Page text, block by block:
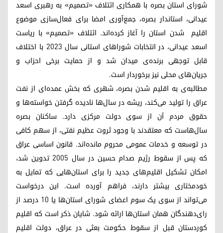
شورای‌ استان بصره‌ با همکاری‌ ائتلاف‌ «تصمیم‌» به‌ رهبری‌ اسعد
عیدانی‌، استاندار بصره‌، جمع‌آوری‌ امضا برای‌ فعال‌سازی‌ موضوع‌
اقلیم شدن‌ استان‌ را آغاز کرده‌اند. ائتلاف‌ «تصمیم‌» با ریاست‌
اسعد عیدانی‌، در انتخابات‌ شوراهای‌ استانی‌ سال‌ ۲۰۲۳ با اختلاف‌
قابل‌ توجهی‌ برنده‌ی‌ میدان‌ شد و از حمایت‌ برخی‌ احزاب‌ و
جریان‌های‌ محلی‌ نیز برخوردار است‌.
مطالبه‌ی‌ بە اقلیم شدن‌ بصره‌، شهری‌ که‌ بخش‌ عمده‌ای‌ از نفت‌
عراق‌ را تولید می‌کند، ریشه‌ در سال‌ها نادیده‌ گرفتن‌ خواسته‌ها و
حقوق‌ مردم‌ آن‌ از سوی‌ دولت‌ مرکزی‌ دارد. ساکنان‌ بصره‌
سال‌هاست‌ که‌ معتقدند با وجود ثروت‌ عظیم‌ نفتی‌، از سهم‌ کافی‌
در توسعه‌ و خدمات‌ عمومی‌ محروم‌ مانده‌اند. قانون‌ اساسی‌ عراق‌
که‌ پس‌ از سقوط‌ رژیم‌ صدام‌ حسین‌ در سال‌ ۲۰۰۵ تدوین‌ شد،
امکان‌ تشکیل‌ اقلیم‌های‌ جدید را برای‌ استان‌هایی‌ که‌ تمایل‌ به‌
خودمختاری‌ بیشتر دارند، فراهم‌ آورده‌ است‌. این‌ درخواست‌
می‌تواند از سوی‌ یک‌ سوم‌ اعضای‌ شورای‌ استان‌ها یا ۱۰ درصد از
رای‌دهندگان‌ همان‌ استان‌ها ارائه‌ شود. شایان ذکر است که اقلیم‌
کوردستان‌ قبل از سقوط حکومت بعثی در عراق، دولت اقلیم